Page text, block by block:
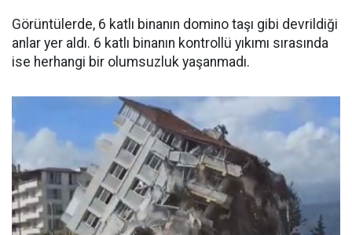
Görüntülerde, 6 katlı binanın domino taşı gibi devrildiği
anlar yer aldı. 6 katlı binanın kontrollü yıkımı sırasında
ise herhangi bir olumsuzluk yaşanmadı.